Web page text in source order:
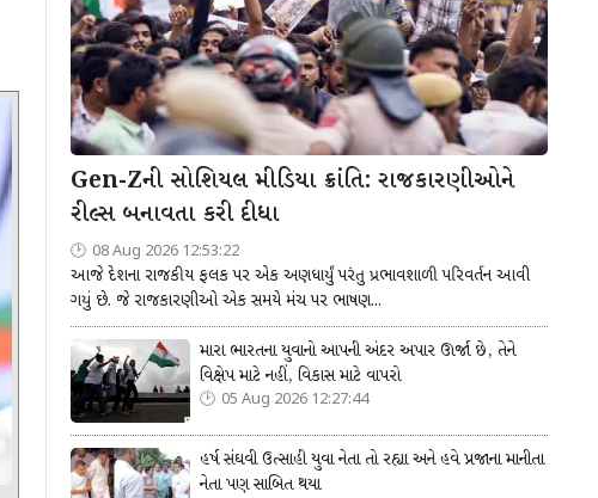
Gen-Zની સોશિયલ મીડિયા ક્રાંતિ: રાજકારણીઓને
રીલ્સ બનાવતા કરી દીધા
08 Aug 2026 12:53:22
આજે દેશના રાજકીય ફલક પર એક અણધાર્યું પરંતુ પ્રભાવશાળી પરિવર્તન આવી
ગયું છે. જે રાજકારણીઓ એક સમયે મંચ પર ભાષણ...
મારા ભારતના યુવાનો આપની અંદર અપાર ઊર્જા છે, તેને
વિક્ષેપ માટે નહીં, વિકાસ માટે વાપરો
05 Aug 2026 12:27:44
હર્ષ સંઘવી ઉત્સાહી યુવા નેતા તો રહ્યા અને હવે પ્રજાના માનીતા
નેતા પણ સાબિત થયા